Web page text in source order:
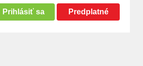
Prihlásiť sa Predplatné